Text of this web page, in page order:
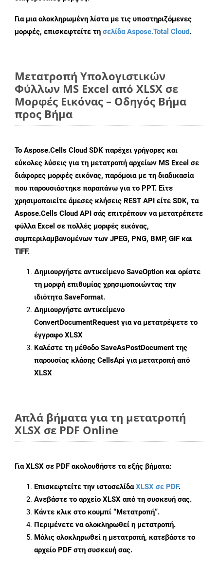
Για μια ολοκληρωμένη λίστα με τις υποστηριζόμενες
μορφές, επισκεφτείτε τη σελίδα Aspose.Total Cloud.
Μετατροπή Υπολογιστικών
Φύλλων MS Excel από XLSX σε
Μορφές Εικόνας – Οδηγός Βήμα
προς Βήμα
Το Aspose.Cells Cloud SDK παρέχει γρήγορες και
εύκολες λύσεις για τη μετατροπή αρχείων MS Excel σε
διάφορες μορφές εικόνας, παρόμοια με τη διαδικασία
που παρουσιάστηκε παραπάνω για το PPT. Είτε
χρησιμοποιείτε άμεσες κλήσεις REST API είτε SDK, τα
Aspose.Cells Cloud API σάς επιτρέπουν να μετατρέπετε
φύλλα Excel σε πολλές μορφές εικόνας,
συμπεριλαμβανομένων των JPEG, PNG, BMP, GIF και
TIFF.
Δημιουργήστε αντικείμενο SaveOption και ορίστε
τη μορφή επιθυμίας χρησιμοποιώντας την
ιδιότηταSaveFormat.
Δημιουργήστε αντικείμενο
ConvertDocumentRequest για να μετατρέψετε το
έγγραφο XLSX
Καλέστε τη μέθοδο SaveAsPostDocument της
παρουσίας κλάσης CellsApi για μετατροπή από
XLSX
Απλά βήματα για τη μετατροπή
XLSX σε PDF Online
ΓιαXLSX σε PDF ακολουθήστε τα εξής βήματα:
Επισκεφτείτε την ιστοσελίδαXLSX σε PDF.
Ανεβάστε το αρχείο XLSX από τη συσκευή σας.
Κάντε κλικ στο κουμπί “Μετατροπή”.
Περιμένετε να ολοκληρωθεί η μετατροπή.
Μόλις ολοκληρωθεί η μετατροπή, κατεβάστε το
αρχείο PDF στη συσκευή σας.